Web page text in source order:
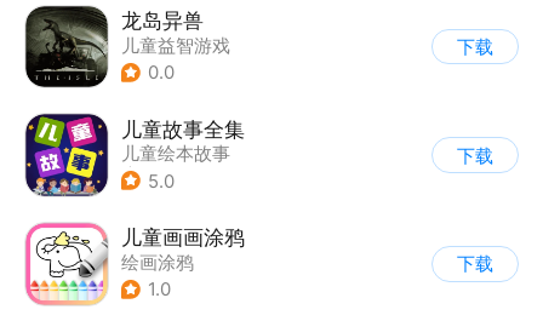
龙岛异兽
儿童益智游戏
0.0
下载
儿童故事全集
儿童绘本故事
| 启蒙早教
5.0
下载
儿童画画涂鸦
绘画涂鸦
1.0
下载